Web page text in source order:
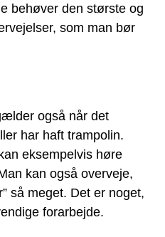
behøver den største og
som man bør
også når det
har haft trampolin.
eksempelvis høre
kan også overveje,
så meget. Det er noget,
forarbejde.